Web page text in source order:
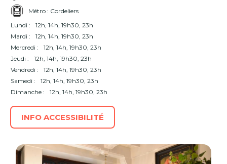
Métro : Cordeliers
Lundi :
12h, 14h, 19h30, 23h
Mardi :
12h, 14h, 19h30, 23h
Mercredi :
12h, 14h, 19h30, 23h
Jeudi :
12h, 14h, 19h30, 23h
Vendredi :
12h, 14h, 19h30, 23h
Samedi :
12h, 14h, 19h30, 23h
Dimanche :
12h, 14h, 19h30, 23h
INFO ACCESSIBILITÉ